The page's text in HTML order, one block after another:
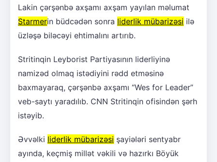
Lakin çərşənbə axşamı axşam yayılan məlumat
Starmerin büdcədən sonra liderlik mübarizəsi ilə
üzləşə biləcəyi ehtimalını artırıb.
Stritinqin Leyborist Partiyasının liderliyinə
namizəd olmaq istədiyini rədd etməsinə
baxmayaraq, çərşənbə axşamı “Wes for Leader”
veb-saytı yaradılıb. CNN Stritinqin ofisindən şərh
istəyib.
Əvvəlki liderlik mübarizəsi şayiələri sentyabr
ayında, keçmiş millət vəkili və hazırkı Böyük